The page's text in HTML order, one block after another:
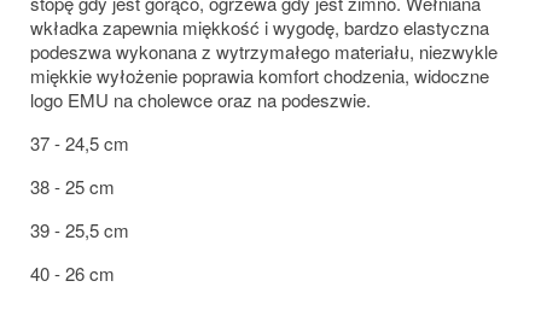
wkładka zapewnia miękkość i wygodę, bardzo elastyczna
podeszwa wykonana z wytrzymałego materiału, niezwykle
miękkie wyłożenie poprawia komfort chodzenia, widoczne
logo EMU na cholewce oraz na podeszwie.
37 - 24,5 cm
38 - 25 cm
39 - 25,5 cm
40 - 26 cm